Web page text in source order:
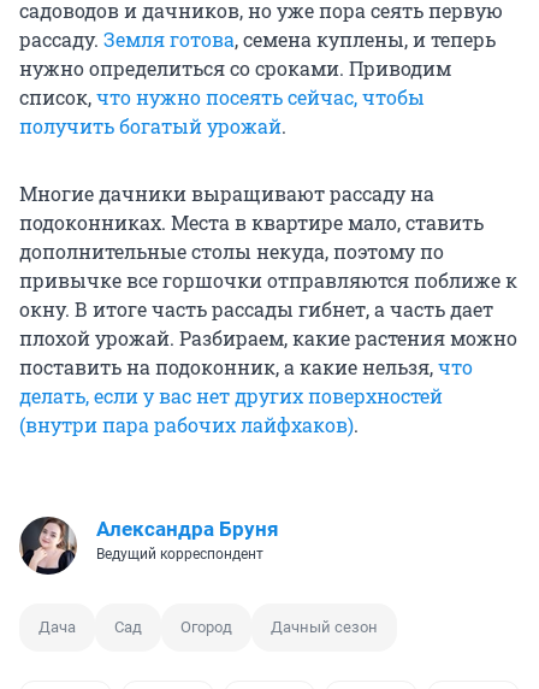
садоводов и дачников, но уже пора сеять первую
рассаду. Земля готова, семена куплены, и теперь
нужно определиться со сроками. Приводим
список,что нужно посеять сейчас, чтобы
получить богатый урожай.
Многие дачники выращивают рассаду на
подоконниках. Места в квартире мало, ставить
дополнительные столы некуда, поэтому по
привычке все горшочки отправляются поближе к
окну. В итоге часть рассады гибнет, а часть дает
плохой урожай. Разбираем, какие растения можно
поставить на подоконник, а какие нельзя,что
делать, если у вас нет других поверхностей
(внутри пара рабочих лайфхаков).
Александра Бруня
Ведущий корреспондент
Дача Сад Огород Дачный сезон